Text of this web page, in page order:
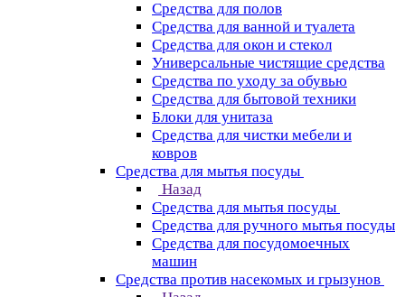
Средства для полов
Средства для ванной и туалета
Средства для окон и стекол
Универсальные чистящие средства
Средства по уходу за обувью
Средства для бытовой техники
Блоки для унитаза
Средства для чистки мебели и
ковров
Средства для мытья посуды
Назад
Средства для мытья посуды
Средства для ручного мытья посуды
Средства для посудомоечных
машин
Средства против насекомых и грызунов